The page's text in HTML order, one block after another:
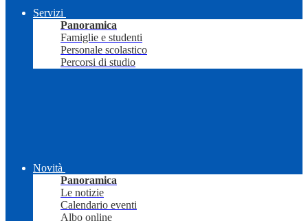
Servizi
Panoramica
Famiglie e studenti
Personale scolastico
Percorsi di studio
Novità
Panoramica
Le notizie
Calendario eventi
Albo online